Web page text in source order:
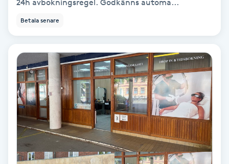
Senioryoga
Shiatsu
Singelfransar
Sjukgymnastik
24h avbokningsregel. Godkänns automa...
Betala senare